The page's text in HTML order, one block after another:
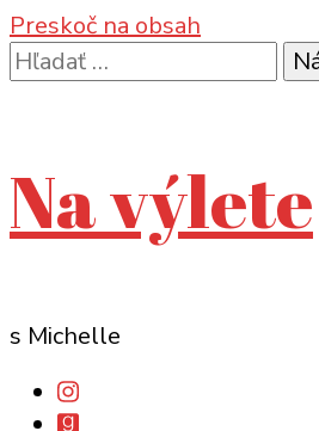
Preskoč na obsah
Hľadať:
Na výlete
s Michelle